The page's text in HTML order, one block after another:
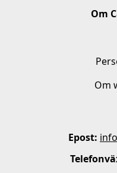
Om
Om
Epost: